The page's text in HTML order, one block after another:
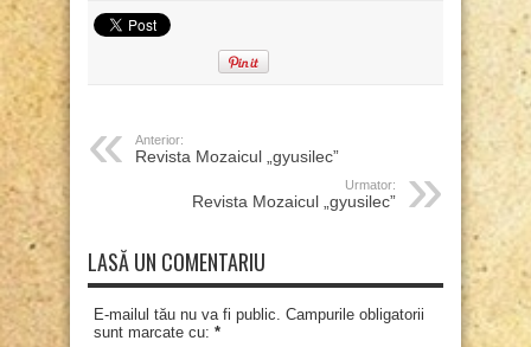
Anterior:
Revista Mozaicul „gyusilec”
Urmator:
Revista Mozaicul „gyusilec”
LASĂ UN COMENTARIU
E-mailul tău nu va fi public. Campurile obligatorii
sunt marcate cu: *